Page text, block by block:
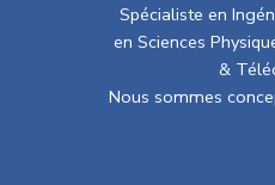
Spécialiste en
en Sciences
&
Nous sommes